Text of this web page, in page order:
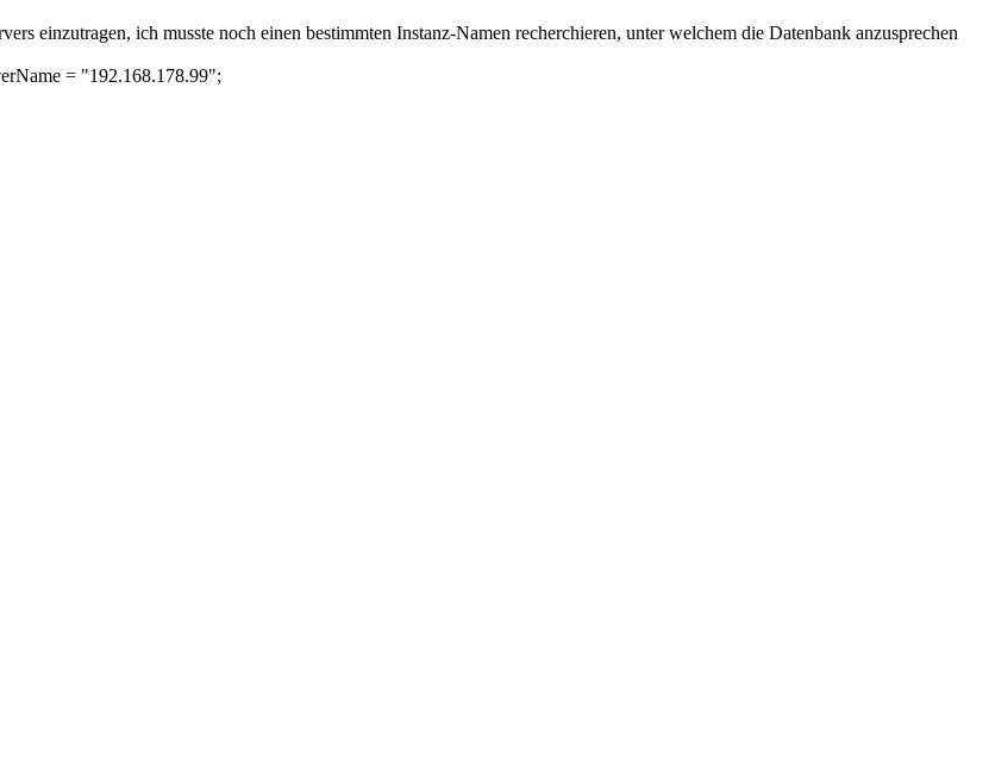
einzutragen, ich musste noch einen bestimmten Instanz-Namen recherchieren, unter welchem die Datenbank anzusprechen
= "192.168.178.99";